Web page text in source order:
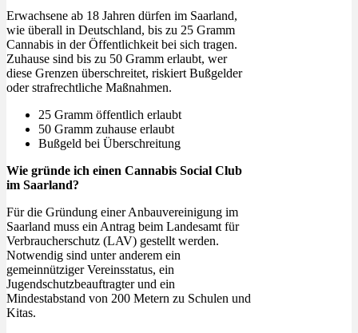
Erwachsene ab 18 Jahren dürfen im Saarland,
wie überall in Deutschland, bis zu 25 Gramm
Cannabis in der Öffentlichkeit bei sich tragen.
Zuhause sind bis zu 50 Gramm erlaubt, wer
diese Grenzen überschreitet, riskiert Bußgelder
oder strafrechtliche Maßnahmen.
25 Gramm öffentlich erlaubt
50 Gramm zuhause erlaubt
Bußgeld bei Überschreitung
Wie gründe ich einen Cannabis Social Club
im Saarland?
Für die Gründung einer Anbauvereinigung im
Saarland muss ein Antrag beim Landesamt für
Verbraucherschutz (LAV) gestellt werden.
Notwendig sind unter anderem ein
gemeinnütziger Vereinsstatus, ein
Jugendschutzbeauftragter und ein
Mindestabstand von 200 Metern zu Schulen und
Kitas.